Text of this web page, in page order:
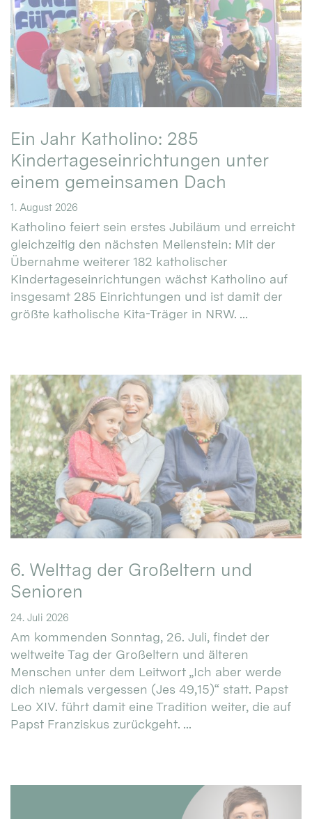
Ein Jahr Katholino: 285
Kindertageseinrichtungen unter
einem gemeinsamen Dach
1. August 2026
Katholino feiert sein erstes Jubiläum und erreicht
gleichzeitig den nächsten Meilenstein: Mit der
Übernahme weiterer 182 katholischer
Kindertageseinrichtungen wächst Katholino auf
insgesamt 285 Einrichtungen und ist damit der
größte katholische Kita-Träger in NRW. ...
6. Welttag der Großeltern und
Senioren
24. Juli 2026
Am kommenden Sonntag, 26. Juli, findet der
weltweite Tag der Großeltern und älteren
Menschen unter dem Leitwort „Ich aber werde
dich niemals vergessen (Jes 49,15)“ statt. Papst
Leo XIV. führt damit eine Tradition weiter, die auf
Papst Franziskus zurückgeht. ...